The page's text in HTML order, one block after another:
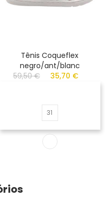
Tênis Coqueflex
negro/ant/blanc
59,50 €
35,70 €
31